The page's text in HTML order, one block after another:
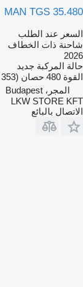
MAN TGS 35.480
السعر عند الطلب
شاحنة ذات الخطاف
2026
حالة المركبة جديد
القوة 480 حصان (353 kW)
المجر، Budapest
LKW STORE KFT
الاتصال بالبائع